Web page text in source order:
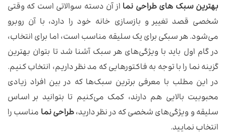
بهترین سبک های طراحی نما از آن دسته سوالاتی است که وقتی
شخصی قصد تغییر و بازسازی خانه خود را دارد، با آن روبرو
می‌شود. هر سبکی برای یک سلیقه مناسب است، اما برای انتخاب،
در گام اول باید با ویژگی‌های هر سبک آشنا شد تا بتوان بهترین
گزینه‌ نما را با توجه به فاکتورهایی که مد نظر داریم، انتخاب کنیم.
در این مطلب با معرفی برترین سبک‌ها که در بین افراد زیادی
محبوبیت بالایی هم دارند، کمک می‌کنیم تا بتوانید بر اساس
سلیقه و ویژگی‌های شخصی که در نظر دارید،طراحی نما مناسب را
انتخاب نمایید.